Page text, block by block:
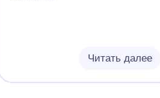
Читать далее